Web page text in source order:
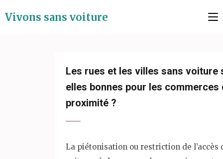
au
Vivons sans voiture
Les rues et les villes sans voiture
elles bonnes pour les commerces
proximité ?
La piétonisation ou restriction de l’accès